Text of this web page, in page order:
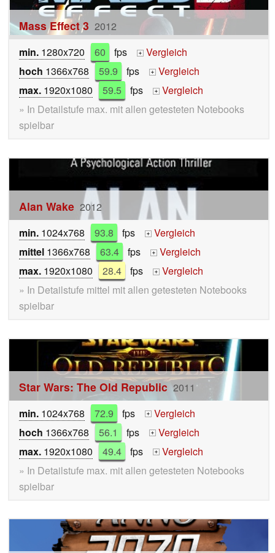
Mass Effect 3 2012
min. 1280x720 60 fps +
Vergleich
hoch 1366x768 59.9 fps +
Vergleich
max. 1920x1080 59.5 fps +
Vergleich
» In Detailstufe max. mit allen getesteten Notebooks
spielbar
Alan Wake 2012
min. 1024x768 93.8 fps +
Vergleich
mittel 1366x768 63.4 fps +
Vergleich
max. 1920x1080 28.4 fps +
Vergleich
» In Detailstufe mittel mit allen getesteten Notebooks
spielbar
Star Wars: The Old Republic 2011
min. 1024x768 72.9 fps +
Vergleich
hoch 1366x768 56.1 fps +
Vergleich
max. 1920x1080 49.4 fps +
Vergleich
» In Detailstufe max. mit allen getesteten Notebooks
spielbar